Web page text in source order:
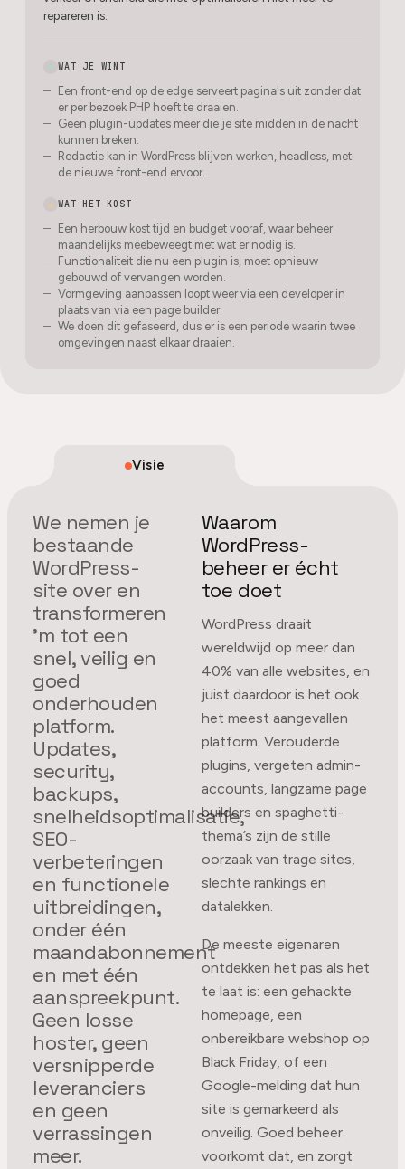
repareren is.
WAT JE WINT
Een front-end op de edge serveert pagina's uit zonder dat
er per bezoek PHP hoeft te draaien.
Geen plugin-updates meer die je site midden in de nacht
kunnen breken.
Redactie kan in WordPress blijven werken, headless, met
de nieuwe front-end ervoor.
WAT HET KOST
Een herbouw kost tijd en budget vooraf, waar beheer
maandelijks meebeweegt met wat er nodig is.
Functionaliteit die nu een plugin is, moet opnieuw
gebouwd of vervangen worden.
Vormgeving aanpassen loopt weer via een developer in
plaats van via een page builder.
We doen dit gefaseerd, dus er is een periode waarin twee
omgevingen naast elkaar draaien.
Visie
We nemen je
bestaande
WordPress-
site over en
transformeren
'm tot een
snel, veilig en
goed
onderhouden
platform.
Updates,
security,
backups,
snelheidsoptimalisatie,
SEO-
verbeteringen
en functionele
uitbreidingen,
onder één
maandabonnement
en met één
aanspreekpunt.
Geen losse
hoster, geen
versnipperde
leveranciers
en geen
verrassingen
meer.
Waarom
WordPress-
beheer er écht
toe doet
WordPress draait
wereldwijd op meer dan
40% van alle websites, en
juist daardoor is het ook
het meest aangevallen
platform. Verouderde
plugins, vergeten admin-
accounts, langzame page
builders en spaghetti-
thema’s zijn de stille
oorzaak van trage sites,
slechte rankings en
datalekken.
De meeste eigenaren
ontdekken het pas als het
te laat is: een gehackte
homepage, een
onbereikbare webshop op
Black Friday, of een
Google-melding dat hun
site is gemarkeerd als
onveilig. Goed beheer
voorkomt dat, en zorgt